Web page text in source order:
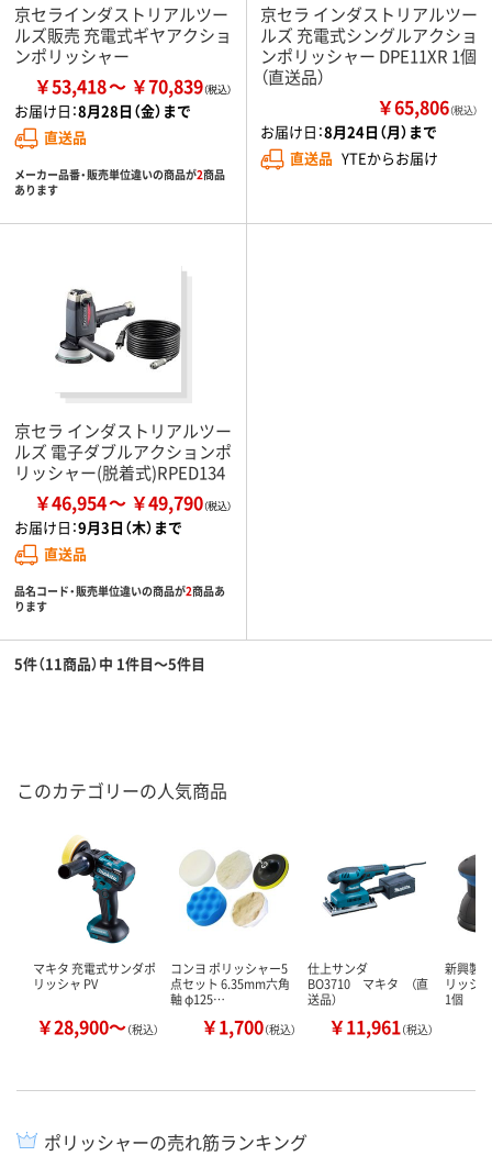
京セラインダストリアルツー
ルズ販売 充電式ギヤアクショ
ンポリッシャー
￥53,418 ￥70,839
お届け日：8月28日（金）まで
直送品
メーカー品番・販売単位違いの商品が2商品
あります
京セラ インダストリアルツー
ルズ 充電式シングルアクショ
ンポリッシャー DPE11XR 1個
（直送品）
￥65,806（税込）
お届け日：8月24日（月）まで
直送品 YTEからお届け
京セラ インダストリアルツー
ルズ 電子ダブルアクションポ
リッシャー(脱着式)RPED134
￥46,954 ￥49,790
お届け日：9月3日（木）まで
直送品
品名コード・販売単位違いの商品が2商品あ
ります
5件（11商品）中 1件目～5件目
このカテゴリーの人気商品
マキタ 充電式サンダポ
リッシャ PV
￥28,900～（税込）
コンヨ ポリッシャー5
点セット 6.35mm六角
軸 φ125…
￥1,700（税込）
仕上サンダ
BO3710 マキタ （直
送品）
￥11,961（税込）
新興製
リッシ
1個
ポリッシャーの売れ筋ランキング